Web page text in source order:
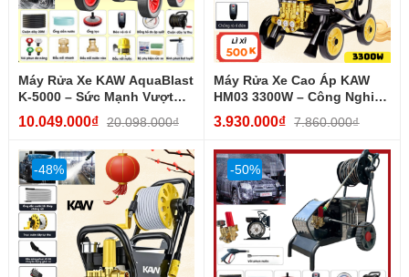
Máy Rửa Xe KAW AquaBlast
K-5000 – Sức Mạnh Vượt
Trội Cho Mọi Nhu Cầu...
10.049.000₫ 20.098.000₫
Máy Rửa Xe Cao Áp KAW
HM03 3300W – Công Nghiệp
Mạnh Mẽ, Vệ Sinh...
3.930.000₫ 7.860.000₫
-48% -50%